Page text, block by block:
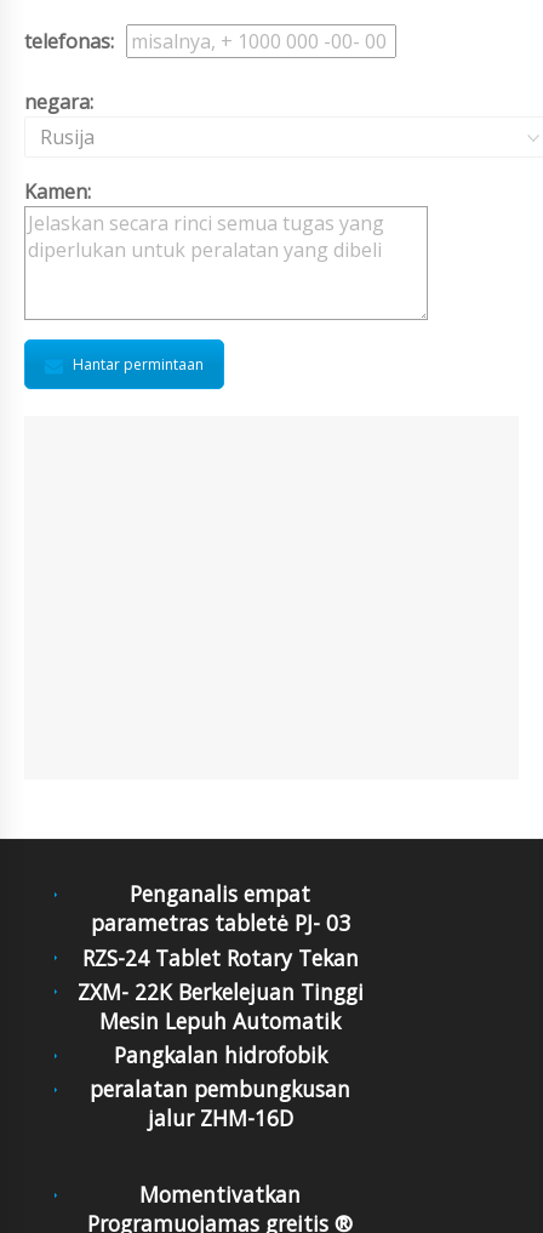
telefonas:
negara:
Rusija
Kamen:
Hantar permintaan
Penganalis empat
parametras tabletė PJ- 03
RZS-24 Tablet Rotary Tekan
ZXM- 22K Berkelejuan Tinggi
Mesin Lepuh Automatik
Pangkalan hidrofobik
peralatan pembungkusan
jalur ZHM-16D
Momentivatkan
Programuojamas greitis ®